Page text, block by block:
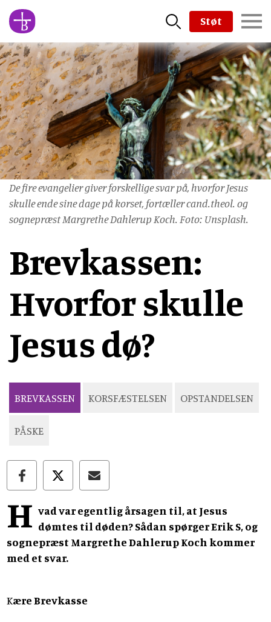
Skip
to
main
content
Støt
De fire evangelier giver forskellige svar på, hvorfor Jesus
skulle ende sine dage på korset, fortæller cand.theol. og
sognepræst Margrethe Dahlerup Koch. Foto: Unsplash.
Brevkassen:
Hvorfor skulle
Jesus dø?
BREVKASSEN KORSFÆSTELSEN OPSTANDELSEN
PÅSKE
H vad var egentlig årsagen til, at Jesus
dømtes til døden? Sådan spørger Erik S, og
sognepræst Margrethe Dahlerup Koch kommer
med et svar.
Kære Brevkasse